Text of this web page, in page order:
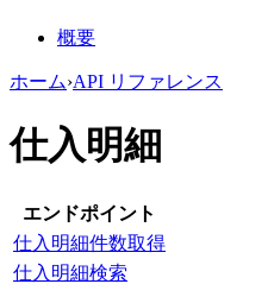
概要
ホーム›API リファレンス
仕入明細
エンドポイント
仕入明細件数取得
仕入明細検索